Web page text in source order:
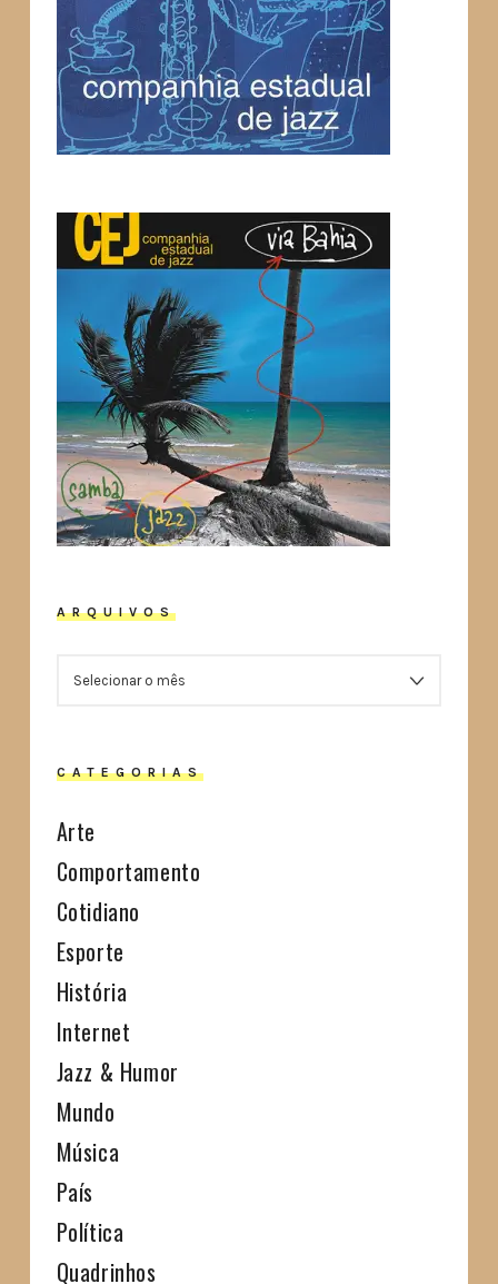
ARQUIVOS
CATEGORIAS
Arte
Comportamento
Cotidiano
Esporte
História
Internet
Jazz & Humor
Mundo
Música
País
Política
Quadrinhos